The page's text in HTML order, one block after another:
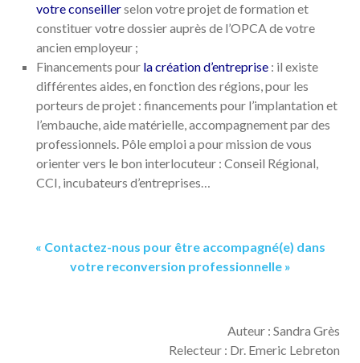
votre conseillerselon votre projet de formation et
constituer votre dossier auprès de l’OPCA de votre
ancien employeur ;
Financements pour la création d’entreprise : il existe
différentes aides, en fonction des régions, pour les
porteurs de projet : financements pour l’implantation et
l’embauche, aide matérielle, accompagnement par des
professionnels. Pôle emploi a pour mission de vous
orienter vers le bon interlocuteur : Conseil Régional,
CCI, incubateurs d’entreprises…
« Contactez-nous pour être accompagné(e) dans
votre reconversion professionnelle »
Auteur : Sandra Grès
Relecteur : Dr. Emeric Lebreton